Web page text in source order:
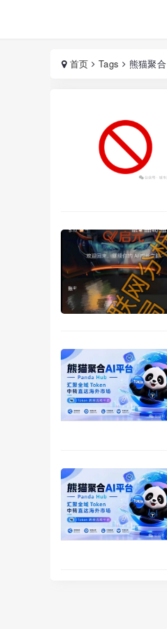
首页 Tags 熊猫聚合